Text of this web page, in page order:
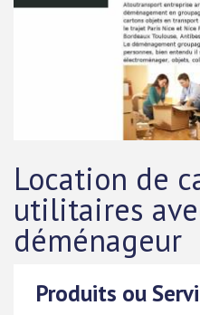
Location de
utilitaires
déménageur
Produits ou